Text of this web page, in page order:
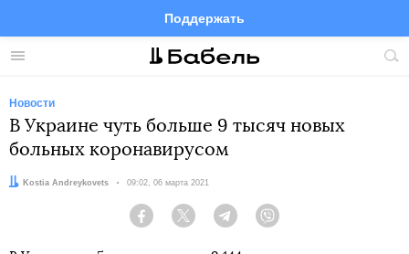
Меню
Поддержать
FacebookTelegramTwitter
Новости
В Украине чуть больше 9 тысяч новых
больных коронавирусом
Автор:Kostia Andreykovets Дата:
09:02, 06 марта 2021
Facebook Twitter Telegram